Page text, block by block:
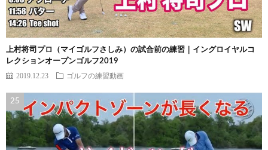
上村将司プロ（マイゴルフさしみ）の試合前の練習｜イングロイヤルコ
レクションオープンゴルフ2019
2019.12.23 ゴルフの練習動画